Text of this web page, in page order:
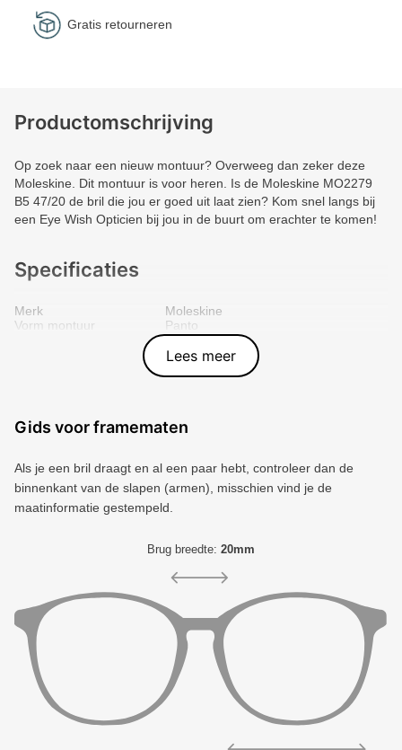
Gratis retourneren
Productomschrijving
Op zoek naar een nieuw montuur? Overweeg dan zeker deze
Moleskine. Dit montuur is voor heren. Is de Moleskine MO2279
B5 47/20 de bril die jou er goed uit laat zien? Kom snel langs bij
een Eye Wish Opticien bij jou in de buurt om erachter te komen!
Specificaties
Merk
Moleskine
Vorm montuur
Panto
Grijs
Metal
4895219455965
Lees meer
Gids voor framematen
Als je een bril draagt ​​en al een paar hebt, controleer dan de
binnenkant van de slapen (armen), misschien vind je de
maatinformatie gestempeld.
Brug breedte: 20mm